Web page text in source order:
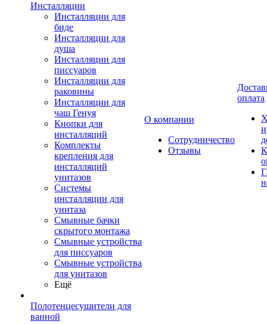
Инсталляции
Инсталляции для
биде
Инсталляции для
душа
Инсталляции для
писсуаров
Инсталляции для
раковины
Инсталляции для
чаш Генуя
Кнопки для
инсталляций
Комплекты
крепления для
инсталляций
унитазов
Системы
инсталляции для
унитаза
Смывные бачки
скрытого монтажа
Смывные устройства
для писсуаров
Смывные устройства
для унитазов
Ещё
Полотенцесушители для
ванной
О компании
Сотрудничество
Отзывы
оплата
и